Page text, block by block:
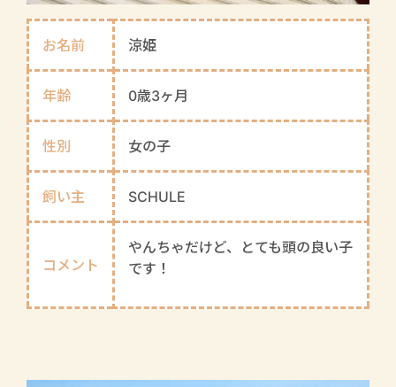
お名前 涼姫
年齢 0歳3ヶ月
性別 女の子
飼い主 SCHULE
コメント
やんちゃだけど、とても頭の良い子
です！